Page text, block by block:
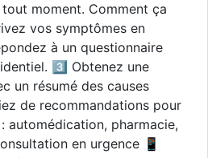
moment. Comment ça
vos symptômes en
à un questionnaire
3️⃣ Obtenez une
un résumé des causes
de recommandations pour
automédication, pharmacie,
en urgence 📱